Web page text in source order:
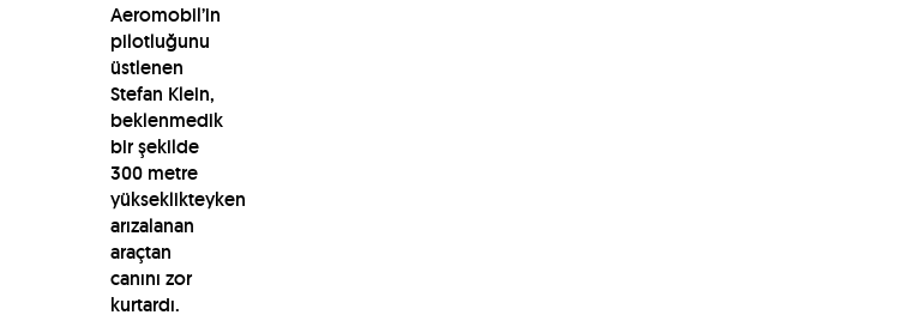
Aeromobil’in
pilotluğunu
üstlenen
Stefan Klein,
beklenmedik
bir şekilde
300 metre
yükseklikteyken
arızalanan
araçtan
canını zor
kurtardı.